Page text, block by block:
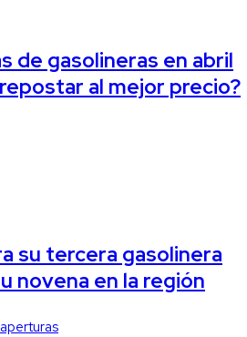
de gasolineras en abril
al mejor precio?
su tercera gasolinera
novena en la región